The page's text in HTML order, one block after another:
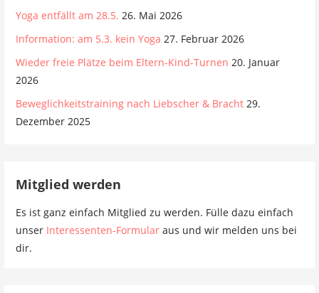
Yoga entfällt am 28.5. 26. Mai 2026
Information: am 5.3. kein Yoga 27. Februar 2026
Wieder freie Plätze beim Eltern-Kind-Turnen 20. Januar
2026
Beweglichkeitstraining nach Liebscher & Bracht 29.
Dezember 2025
Mitglied werden
Es ist ganz einfach Mitglied zu werden. Fülle dazu einfach
unser Interessenten-Formular aus und wir melden uns bei
dir.